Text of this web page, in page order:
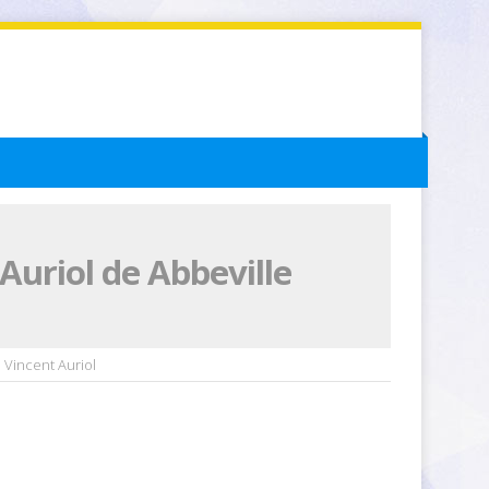
de Abbeville
Vincent Auriol